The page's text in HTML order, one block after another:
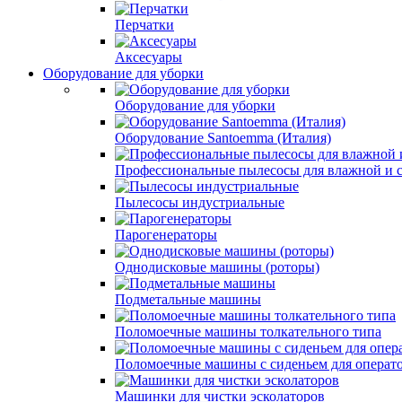
Перчатки
Аксесуары
Оборудование для уборки
Оборудование для уборки
Оборудование Santoemma (Италия)
Профессиональные пылесосы для влажной и
Пылесосы индустриальные
Парогенераторы
Однодисковые машины (роторы)
Подметальные машины
Поломоечные машины толкательного типа
Поломоечные машины с сиденьем для
Машинки для чистки эсколаторов